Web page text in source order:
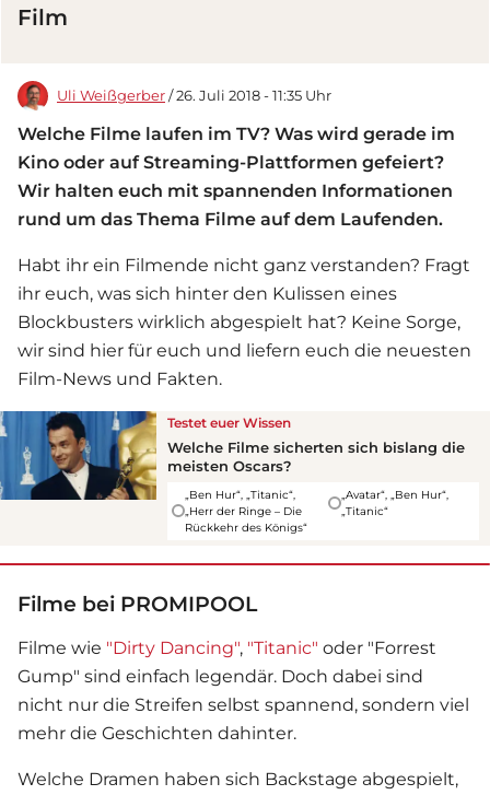
Film
Uli Weißgerber / 26. Juli 2018 - 11:35 Uhr
Welche Filme laufen im TV? Was wird gerade im
Kino oder auf Streaming-Plattformen gefeiert?
Wir halten euch mit spannenden Informationen
rund um das Thema Filme auf dem Laufenden.
Habt ihr ein Filmende nicht ganz verstanden? Fragt
ihr euch, was sich hinter den Kulissen eines
Blockbusters wirklich abgespielt hat? Keine Sorge,
wir sind hier für euch und liefern euch die neuesten
Film-News und Fakten.
Testet euer Wissen
Welche Filme sicherten sich bislang die
meisten Oscars?
„Ben Hur“, „Titanic“,
„Herr der Ringe – Die
Rückkehr des Königs“
„Avatar“, „Ben Hur“,
„Titanic“
Filme bei PROMIPOOL
Filme wie "Dirty Dancing", "Titanic" oder "Forrest
Gump" sind einfach legendär. Doch dabei sind
nicht nur die Streifen selbst spannend, sondern viel
mehr die Geschichten dahinter.
Welche Dramen haben sich Backstage abgespielt,